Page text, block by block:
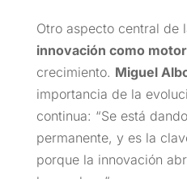
Otro aspecto central de
innovación como
crecimiento. Miguel
importancia de la
continua: “Se está
permanente, y es la
porque la innovación